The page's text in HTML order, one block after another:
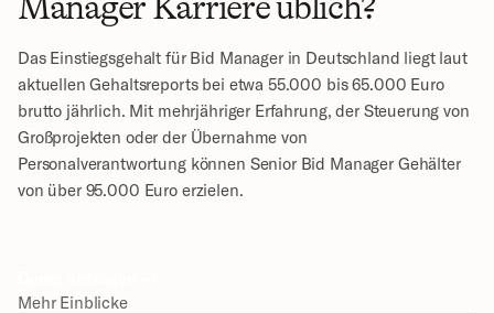
Das Einstiegsgehalt für Bid Manager in Deutschland liegt laut
aktuellen Gehaltsreports bei etwa 55.000 bis 65.000 Euro
brutto jährlich. Mit mehrjähriger Erfahrung, der Steuerung von
Großprojekten oder der Übernahme von
Personalverantwortung können Senior Bid Manager Gehälter
von über 95.000 Euro erzielen.
Mehr Einblicke